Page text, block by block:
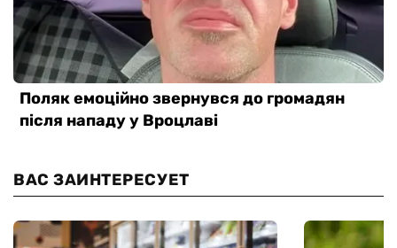
ВАС ЗАИНТЕРЕСУЕТ